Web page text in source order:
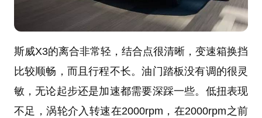
斯威X3的离合非常轻，结合点很清晰，变速箱换挡
比较顺畅，而且行程不长。油门踏板没有调的很灵
敏，无论起步还是加速都需要深踩一些。低扭表现
不足，涡轮介入转速在2000rpm，在2000rpm之前